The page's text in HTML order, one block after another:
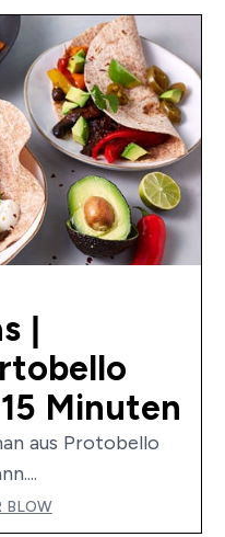
|
Minuten
aus Protobello
BLOW